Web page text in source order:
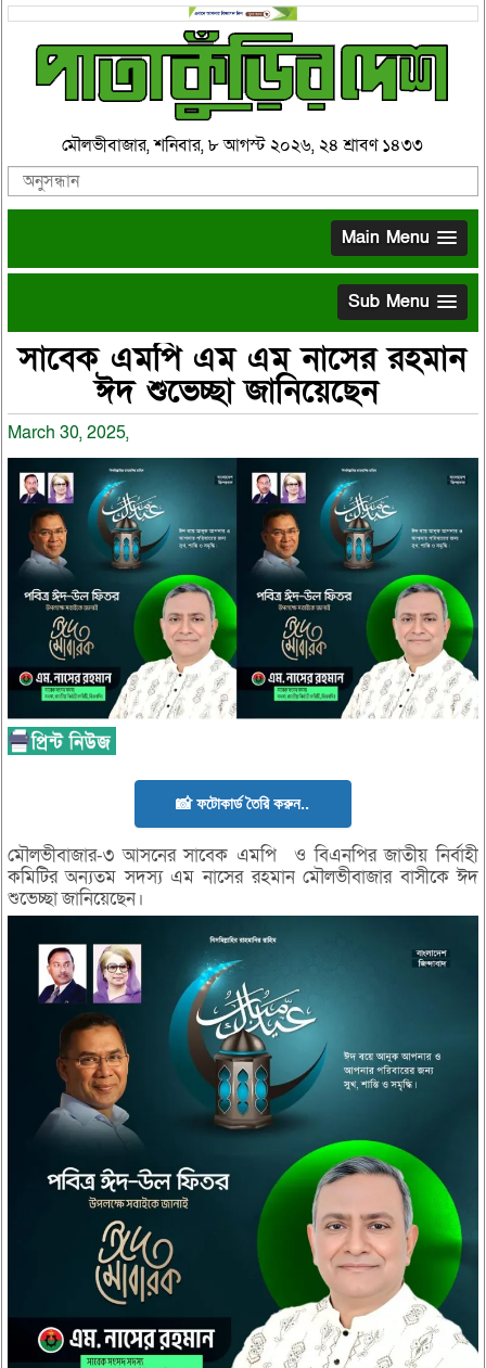
মৌলভীবাজার, শনিবার, ৮ আগস্ট ২০২৬, ২৪ শ্রাবণ ১৪৩৩
Main Menu
Sub Menu
সাবেক এমপি এম এম নাসের রহমান
ঈদ শুভেচ্ছা জানিয়েছেন
March 30, 2025,
📸 ফটোকার্ড তৈরি করুন..
মৌলভীবাজার-৩ আসনের সাবেক এমপি ও বিএনপির জাতীয় নির্বাহী
কমিটির অন্যতম সদস্য এম নাসের রহমান মৌলভীবাজার বাসীকে ঈদ
শুভেচ্ছা জানিয়েছেন।